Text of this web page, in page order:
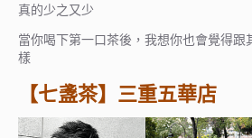
真的少之又少
當你喝下第一口茶後，我想你也會覺得跟
樣
【七盞茶】三重五華店